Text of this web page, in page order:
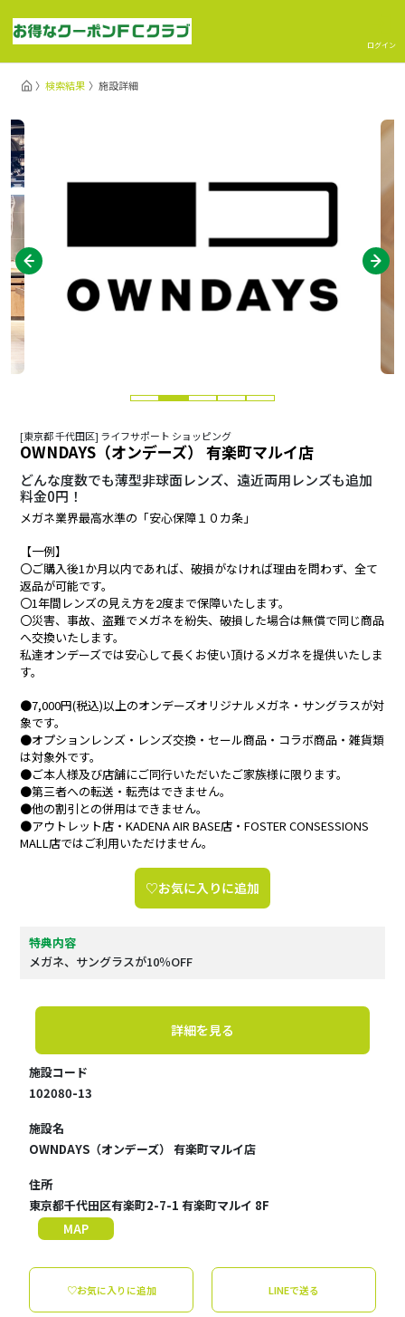
ログイン
検索結果 施設詳細
[東京都 千代田区] ライフサポート ショッピング
OWNDAYS（オンデーズ） 有楽町マルイ店
どんな度数でも薄型非球面レンズ、遠近両用レンズも追加
料金0円！
メガネ業界最高水準の「安心保障１０カ条」
【一例】
〇ご購入後1か月以内であれば、破損がなければ理由を問わず、全て
返品が可能です。
〇1年間レンズの見え方を2度まで保障いたします。
〇災害、事故、盗難でメガネを紛失、破損した場合は無償で同じ商品
へ交換いたします。
私達オンデーズでは安心して長くお使い頂けるメガネを提供いたしま
す。
●7,000円(税込)以上のオンデーズオリジナルメガネ・サングラスが対
象です。
●オプションレンズ・レンズ交換・セール商品・コラボ商品・雑貨類
は対象外です。
●ご本人様及び店舗にご同行いただいたご家族様に限ります。
●第三者への転送・転売はできません。
●他の割引との併用はできません。
●アウトレット店・KADENA AIR BASE店・FOSTER CONSESSIONS
MALL店ではご利用いただけません。
♡お気に入りに追加
特典内容
メガネ、サングラスが10％OFF
詳細を見る
施設コード
102080-13
施設名
OWNDAYS（オンデーズ） 有楽町マルイ店
住所
東京都千代田区有楽町2-7-1 有楽町マルイ 8F
MAP
♡お気に入りに追加 LINEで送る